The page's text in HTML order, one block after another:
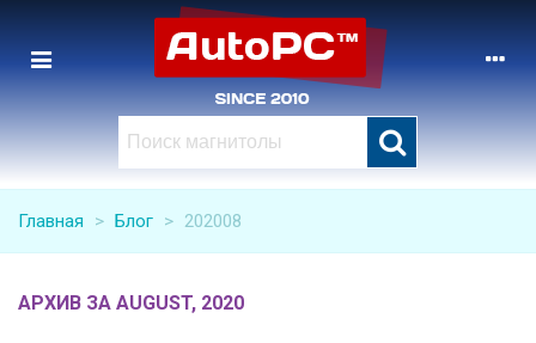
Главная > Блог > 202008
АРХИВ ЗА AUGUST, 2020